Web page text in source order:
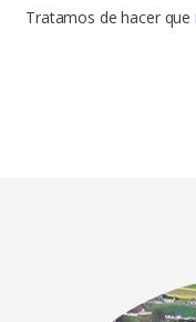
Tratamos de hacer